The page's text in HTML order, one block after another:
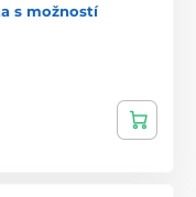
s možností